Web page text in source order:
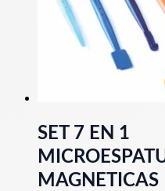
SET 7 EN 1
MAGNETICAS